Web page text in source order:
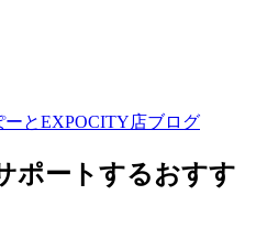
とEXPOCITY店ブログ
ポートするおすす